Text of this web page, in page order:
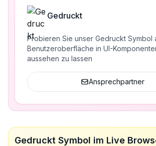
Gedruckt
Probieren Sie unser Gedruckt Symbol
Benutzeroberfläche in UI-
aussehen zu lassen
Ansprechpartner
Gedruckt Symbol im Live